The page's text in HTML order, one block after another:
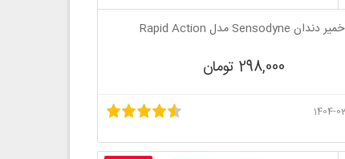
خمیر دندان Sensodyne مدل Rapid Action
298,000 تومان